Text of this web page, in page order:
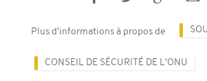
Plus d'informations à propos de
CONSEIL DE SÉCURITÉ DE L'ONU